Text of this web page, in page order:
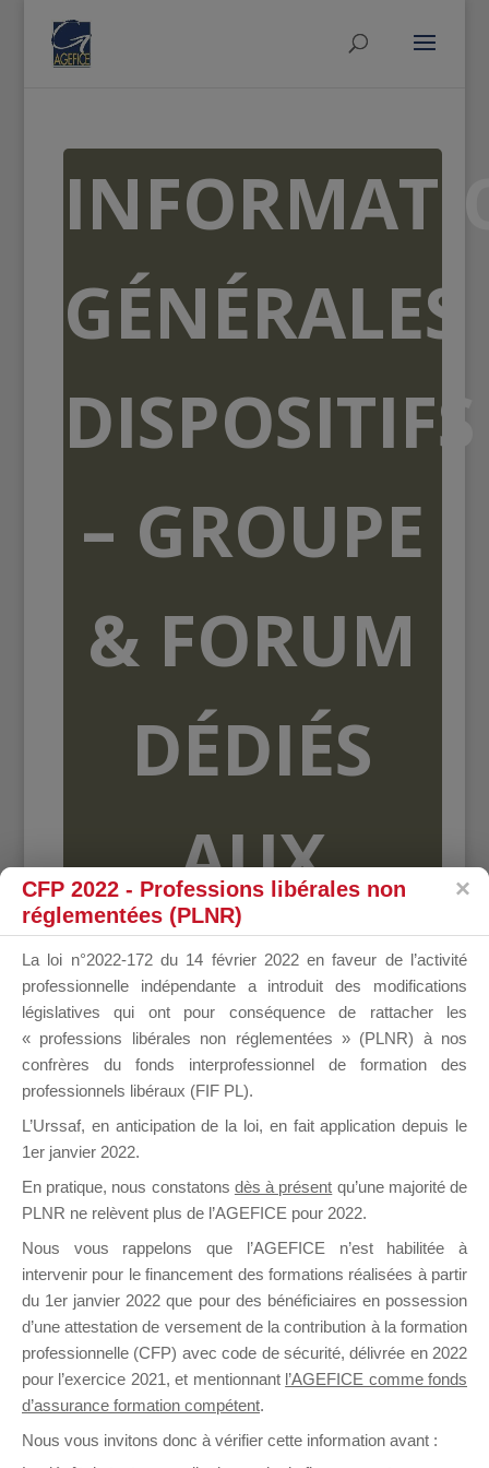
GÉNÉRALES
DISPOSITIFS
– GROUPE
& FORUM
DÉDIÉS
AUX
DE
Groupe Public
il y a un jour
Ce groupe est destiné aux Organismes de
CFP 2022 - Professions libérales non
réglementées (PLNR)
La loi n°2022-172 du 14 février 2022 en faveur de l’activité
professionnelle indépendante a introduit des modifications
législatives qui ont pour conséquence de rattacher les
« professions libérales non réglementées » (PLNR) à nos
confrères du fonds interprofessionnel de formation des
professionnels libéraux (FIF PL).
L’Urssaf, en anticipation de la loi, en fait application depuis le
1er janvier 2022.
En pratique, nous constatons dès à présent qu’une majorité de
PLNR ne relèvent plus de l’AGEFICE pour 2022.
Nous vous rappelons que l’AGEFICE n’est habilitée à
intervenir pour le financement des formations réalisées à partir
du 1er janvier 2022 que pour des bénéficiaires en possession
d’une attestation de versement de la contribution à la formation
professionnelle (CFP) avec code de sécurité, délivrée en 2022
pour l’exercice 2021, et mentionnant l’AGEFICE comme fonds
d’assurance formation compétent.
Nous vous invitons donc à vérifier cette information avant :